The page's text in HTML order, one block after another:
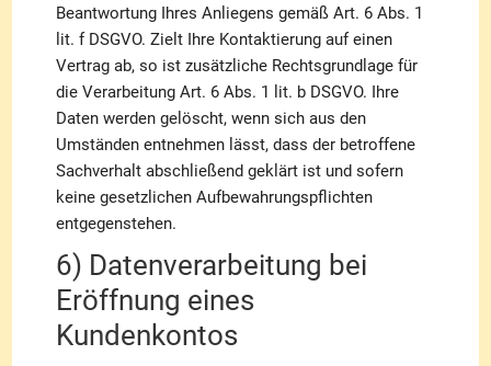
Beantwortung Ihres Anliegens gemäß Art. 6 Abs. 1
lit. f DSGVO. Zielt Ihre Kontaktierung auf einen
Vertrag ab, so ist zusätzliche Rechtsgrundlage für
die Verarbeitung Art. 6 Abs. 1 lit. b DSGVO. Ihre
Daten werden gelöscht, wenn sich aus den
Umständen entnehmen lässt, dass der betroffene
Sachverhalt abschließend geklärt ist und sofern
keine gesetzlichen Aufbewahrungspflichten
entgegenstehen.
6) Datenverarbeitung bei
Eröffnung eines
Kundenkontos